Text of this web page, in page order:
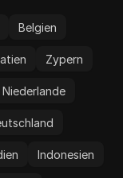
Belgien
Zypern
Niederlande
Indonesien